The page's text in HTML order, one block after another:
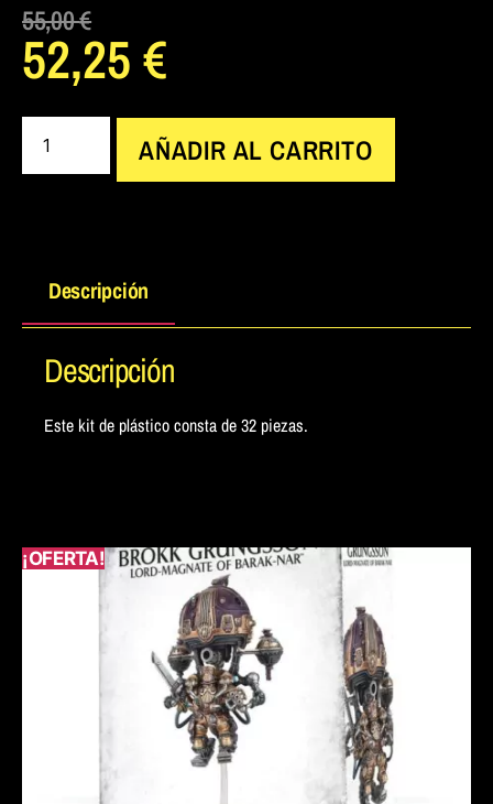
55,00€
52,25€
AÑADIR AL CARRITO
¡OFERTA!
Descripción
Descripción
Este kit de plástico consta de 32 piezas.